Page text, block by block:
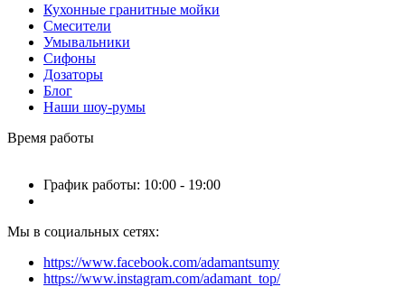
Кухонные гранитные мойки
Смесители
Умывальники
Сифоны
Дозаторы
Блог
Наши шоу-румы
Время работы
График работы: 10:00 - 19:00
Мы в социальных сетях:
https://www.facebook.com/adamantsumy
https://www.instagram.com/adamant_top/